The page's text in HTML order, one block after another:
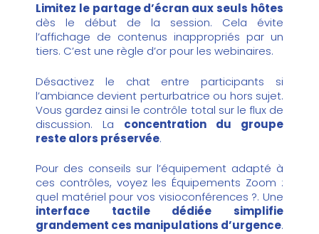
Limitez le partage d’écran aux seuls hôtes
dès le début de la session. Cela évite
l’affichage de contenus inappropriés par un
tiers. C’est une règle d’or pour les webinaires.
Désactivez le chat entre participants si
l’ambiance devient perturbatrice ou hors sujet.
Vous gardez ainsi le contrôle total sur le flux de
discussion. La concentration du groupe
reste alors préservée.
Pour des conseils sur l’équipement adapté à
ces contrôles, voyez lesÉquipements Zoom :
quel matériel pour vos visioconférences ?. Une
interface tactile dédiée simplifie
grandement ces manipulations d’urgence.